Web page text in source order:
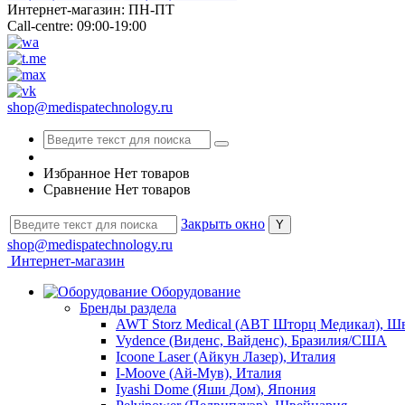
Интернет-магазин: ПН-ПТ
Call-centre: 09:00-19:00
shop@medispatechnology.ru
Избранное Нет товаров
Сравнение Нет товаров
Закрыть окно
shop@medispatechnology.ru
Интернет-магазин
Оборудование
Бренды раздела
AWT Storz Medical (АВТ Шторц Медикал),
Vydence (Виденс, Вайденс), Бразилия/США
Icoone Laser (Айкун Лазер), Италия
I-Moove (Ай-Мув), Италия
Iyashi Dome (Яши Дом), Япония